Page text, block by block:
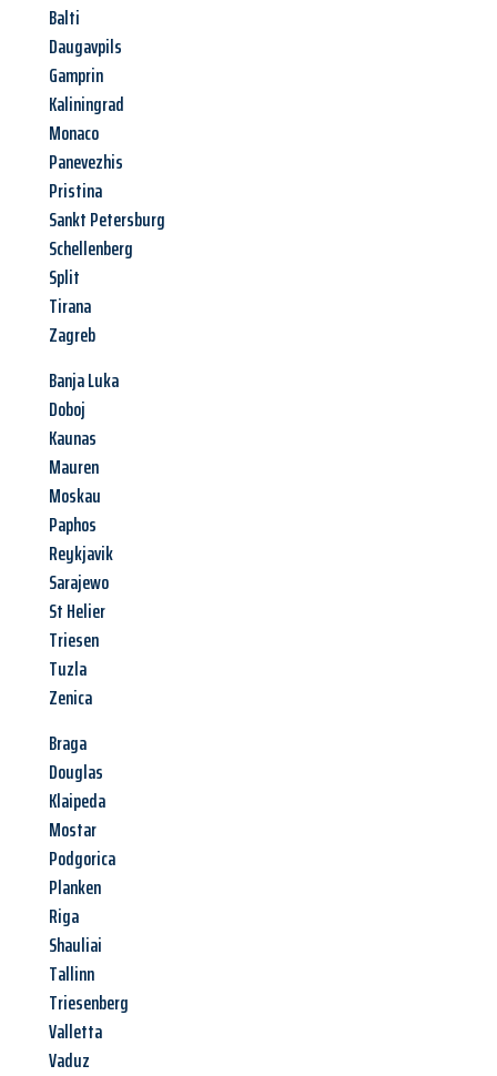
Balti
Daugavpils
Gamprin
Kaliningrad
Monaco
Panevezhis
Pristina
Sankt Petersburg
Schellenberg
Split
Tirana
Zagreb
Banja Luka
Doboj
Kaunas
Mauren
Moskau
Paphos
Reykjavik
Sarajewo
St Helier
Triesen
Tuzla
Zenica
Braga
Douglas
Klaipeda
Mostar
Podgorica
Planken
Riga
Shauliai
Tallinn
Triesenberg
Valletta
Vaduz